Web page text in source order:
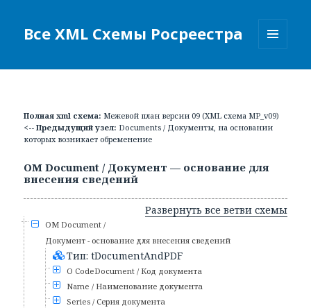
Все XML Схемы Росреестра
Полная xml схема: Межевой план версии 09 (XML схема MP_v09)
<-- Предыдущий узел: Documents / Документы, на основании
которых возникает обременение
ОМ Document / Документ — основание для
внесения сведений
Развернуть все ветви схемы
ОМ Document /
Документ - основание для внесения сведений
Тип: tDocumentAndPDF
О CodeDocument / Код документа
Name / Наименование документа
Series / Серия документа